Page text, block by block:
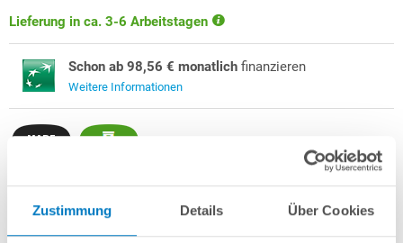
Zustimmung Details Über Cookies
Lieferung in ca. 3-6 Arbeitstagen
Schon ab 98,56 € monatlich finanzieren
Weitere Informationen
RundbeckenPOOLSANA Made in Germany - bestehend aus1 mm